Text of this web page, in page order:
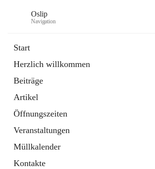
Oslip
Navigation
Start
Herzlich willkommen
Beiträge
Artikel
Öffnungszeiten
Veranstaltungen
Müllkalender
Kontakte